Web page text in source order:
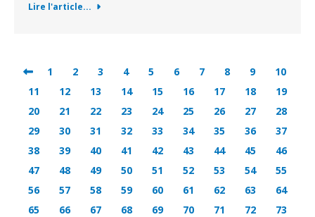
Lire l'article...
1 2 3 4 5 6 7 8 9
10
11
12 13 14 15 16 17 18
19
20
21 22 23 24 25 26 27
28
29
30 31 32 33 34 35 36
37
38
39 40 41 42 43 44 45
46
47
48 49 50 51 52 53 54
55
56
57 58 59 60 61 62 63
64
65
66 67 68 69 70 71 72
73